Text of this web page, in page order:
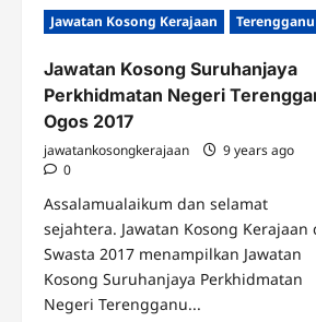
Jawatan Kosong Kerajaan Terengganu
Jawatan Kosong Suruhanjaya
Perkhidmatan Negeri
Ogos 2017
jawatankosongkerajaan
9 years ago
0
Assalamualaikum dan selamat
sejahtera. Jawatan Kosong Kerajaan
Swasta 2017 menampilkan Jawatan
Kosong Suruhanjaya Perkhidmatan
Negeri Terengganu...